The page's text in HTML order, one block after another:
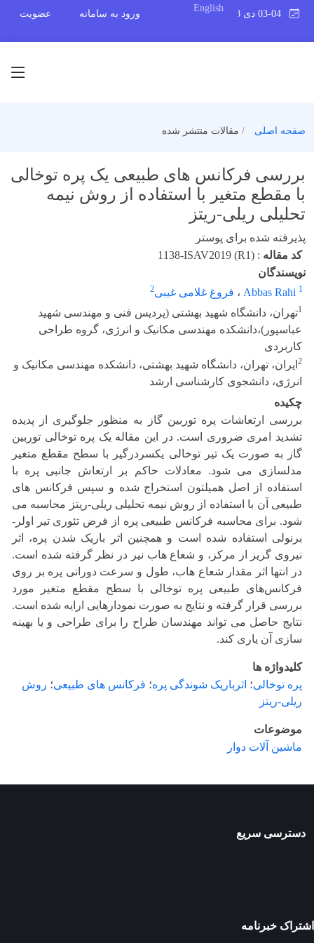
English
ورود به سامانه عضویت
صفحه اصلی مقالات منتشر شده
بررسی فرکانس های طبیعی یک پره توخالی
با مقطع متغیر با استفاده از روش نیمه
تحلیلی ریلی-ریتز
پذیرفته شده برای پوستر
کد مقاله :
1138-ISAV2019 (R1)
نویسندگان
Abbas Rahi 1 ، فروغ غلامی غیبی2
1تهران، دانشگاه شهید بهشتی (پردیس فنی و مهندسی شهید
عباسپور)،دانشکده مهندسی مکانیک و انرژی، گروه طراحی
کاربردی
2 ایران، تهران، دانشگاه شهید بهشتی، دانشکده مهندسی مکانیک و
انرژی، دانشجوی کارشناسی ارشد
چکیده
بررسی ارتعاشات پره‌ توربین گاز به منظور جلوگیری از پدیده
تشدید امری ضروری است. در این مقاله یک پره توخالی توربین
گاز به ‌صورت یک تیر توخالی یکسردرگیر با سطح مقطع متغیر
مدلسازی می شود. معادلات حاکم بر ارتعاش جانبی پره با
استفاده از اصل همیلتون استخراج شده و سپس فرکانس های
طبیعی آن با استفاده از روش نیمه تحلیلی ریلی-ریتز محاسبه می
شود. برای محاسبه فرکانس طبیعی پره از فرض تئوری تیر اولر-
برنولی استفاده شده است و همچنین اثر باریک شدن پره، اثر
نیروی گریز از مرکز، و شعاع هاب نیر در نظر گرفته شده است.
در انتها اثر مقدار شعاع هاب، طول و سرعت دورانی پره بر روی
فرکانس‌های طبیعی پره توخالی با سطح مقطع متغیر مورد
بررسی قرار گرفته و نتایج به صورت نمودارهایی ارایه شده است.
نتایج حاصل می تواند مهندسان طراح را برای طراحی و یا بهینه
سازی آن یاری کند.
کلیدواژه ها
پره توخالی؛ اثرباریک شوندگی پره؛ فرکانس های طبیعی؛ روش
ریلی-ریتز
موضوعات
ماشین آلات دوار
دسترسی سریع
اشتراک خبرنامه